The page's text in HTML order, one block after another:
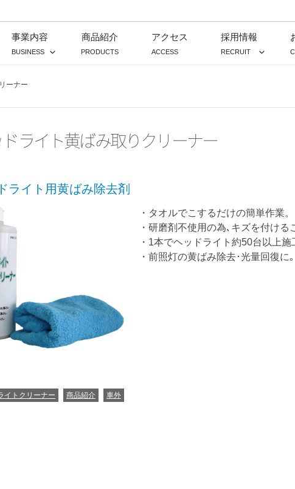
事業内容
BUSINESS
商品紹介
PRODUCTS
アクセス
ACCESS
採用情報
RECRUIT
ーナー
ドライト黄ばみ取りクリーナー
ライト用黄ばみ除去剤
・タオルでこするだけの簡単作業。
・研磨剤不使用の為､キズを付ける
・1本でヘッドライト約50台以上
・前照灯の黄ばみ除去･光量回復に｡
イトクリーナー 商品紹介 車外